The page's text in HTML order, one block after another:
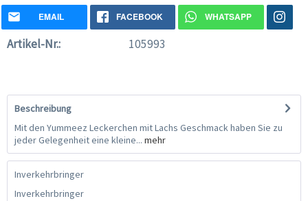
EMAIL FACEBOOK WHATSAPP
Artikel-Nr.: 105993
Beschreibung
Mit den Yummeez Leckerchen mit Lachs Geschmack haben Sie zu
jeder Gelegenheit eine kleine... mehr
Inverkehrbringer
Inverkehrbringer